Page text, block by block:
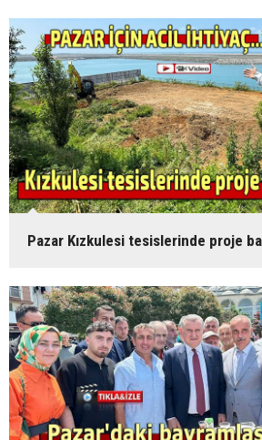
Pazar Kızkulesi tesislerinde proje